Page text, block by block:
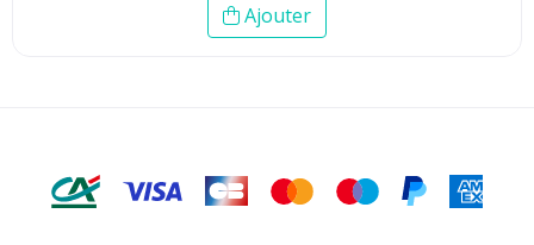
Ajouter